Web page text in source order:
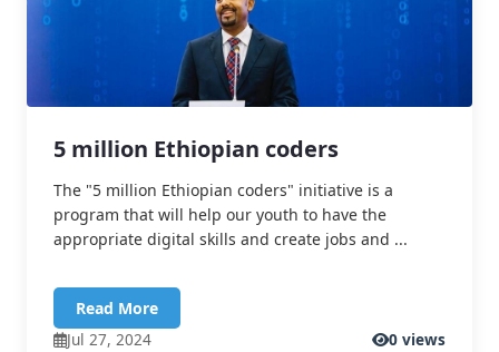
5 million Ethiopian coders
The "5 million Ethiopian coders" initiative is a
program that will help our youth to have the
appropriate digital skills and create jobs and ...
Read More
Jul 27, 2024
0 views